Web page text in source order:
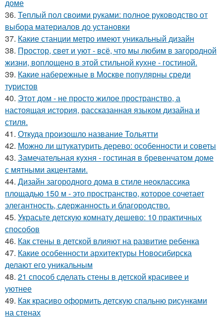
доме
36. Теплый пол своими руками: полное руководство от
выбора материалов до установки
37. Какие станции метро имеют уникальный дизайн
38. Простор, свет и уют - всё, что мы любим в загородной
жизни, воплощено в этой стильной кухне - гостиной.
39. Какие набережные в Москве популярны среди
туристов
40. Этот дом - не просто жилое пространство, а
настоящая история, рассказанная языком дизайна и
стиля.
41. Откуда произошло название Тольятти
42. Можно ли штукатурить дерево: особенности и советы
43. Замечательная кухня - гостиная в бревенчатом доме
с мятными акцентами.
44. Дизайн загородного дома в стиле неоклассика
площадью 150 м - это пространство, которое сочетает
элегантность, сдержанность и благородство.
45. Украсьте детскую комнату дешево: 10 практичных
способов
46. Как стены в детской влияют на развитие ребенка
47. Какие особенности архитектуры Новосибирска
делают его уникальным
48. 21 способ сделать стены в детской красивее и
уютнее
49. Как красиво оформить детскую спальню рисунками
на стенах